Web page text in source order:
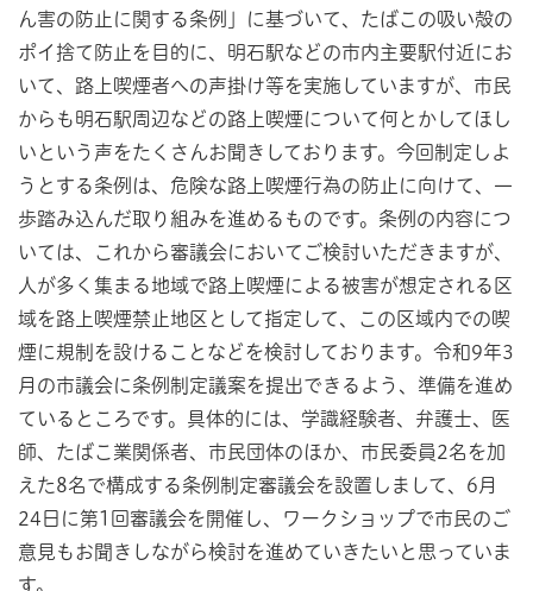
ん害の防止に関する条例」に基づいて、たばこの吸い殻の
ポイ捨て防止を目的に、明石駅などの市内主要駅付近にお
いて、路上喫煙者への声掛け等を実施していますが、市民
からも明石駅周辺などの路上喫煙について何とかしてほし
いという声をたくさんお聞きしております。今回制定しよ
うとする条例は、危険な路上喫煙行為の防止に向けて、一
歩踏み込んだ取り組みを進めるものです。条例の内容につ
いては、これから審議会においてご検討いただきますが、
人が多く集まる地域で路上喫煙による被害が想定される区
域を路上喫煙禁止地区として指定して、この区域内での喫
煙に規制を設けることなどを検討しております。令和9年3
月の市議会に条例制定議案を提出できるよう、準備を進め
ているところです。具体的には、学識経験者、弁護士、医
師、たばこ業関係者、市民団体のほか、市民委員2名を加
えた8名で構成する条例制定審議会を設置しまして、6月
24日に第1回審議会を開催し、ワークショップで市民のご
意見もお聞きしながら検討を進めていきたいと思っていま
す。